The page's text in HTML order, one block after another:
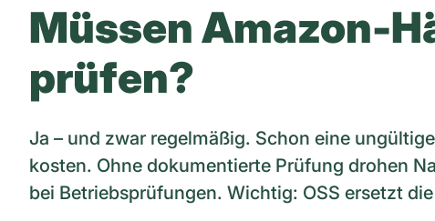
Müssen Amazon-
prüfen?
Ja – und zwar regelmäßig. Schon eine
kosten. Ohne dokumentierte Prüfung drohen
bei Betriebsprüfungen. Wichtig: OSS ersetzt